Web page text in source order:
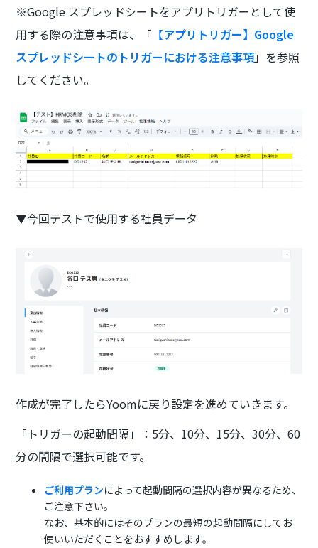
※Google スプレッドシートをアプリトリガーとして使
用する際の注意事項は、「 【アプリトリガー】Google
スプレッドシートのトリガーにおける注意事項」を参照
してください。
▼今回テストで使用する社員データ
作成が完了したらYoomに戻り設定を進めていきます。
「トリガーの起動間隔」：5分、10分、15分、30分、60
分の間隔で選択可能です。
ご利用プランによって起動間隔の選択内容が異なるため、
ご注意下さい。
なお、基本的にはそのプランの最短の起動間隔にしてお
使いいただくことをおすすめします。